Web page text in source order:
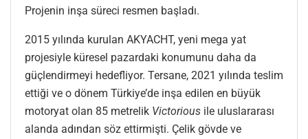
Projenin inşa süreci resmen başladı.
2015 yılında kurulan AKYACHT, yeni mega yat
projesiyle küresel pazardaki konumunu daha da
güçlendirmeyi hedefliyor. Tersane, 2021 yılında teslim
ettiği ve o dönem Türkiye’de inşa edilen en büyük
motoryat olan 85 metrelik Victorious ile uluslararası
alanda adından söz ettirmişti. Çelik gövde ve